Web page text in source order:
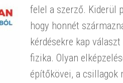
felel a szerző. Kiderül
hogy honnét
kérdésekre kap
fizika. Olyan
építőkövei, a csillagok